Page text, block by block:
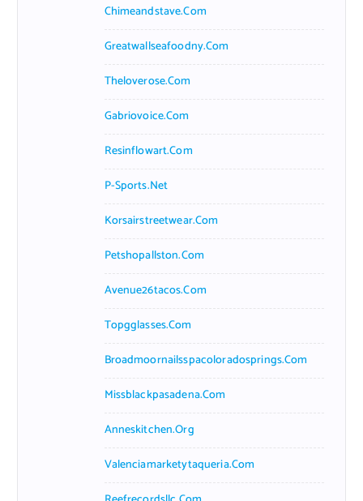
Chimeandstave.com
Greatwallseafoodny.com
Theloverose.com
Gabriovoice.com
Resinflowart.com
P-Sports.net
Korsairstreetwear.com
Petshopallston.com
Avenue26tacos.com
Topgglasses.com
Broadmoornailsspacoloradosprings.com
Missblackpasadena.com
Anneskitchen.org
Valenciamarketytaqueria.com